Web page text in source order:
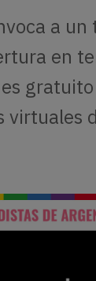
a un
en
virtuales